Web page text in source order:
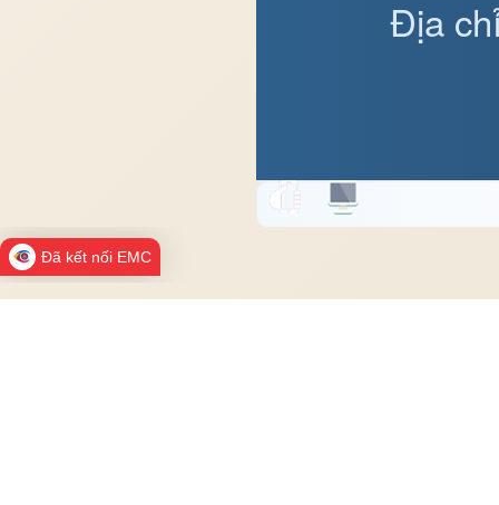
Địa
Đã kết nối EMC